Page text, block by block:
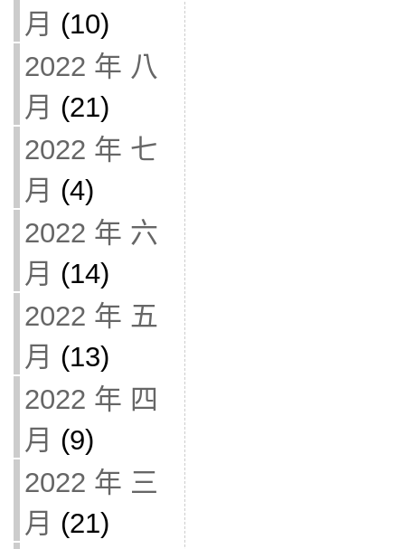
月 (10)
2022 年 八
月 (21)
2022 年 七
月 (4)
2022 年 六
月 (14)
2022 年 五
月 (13)
2022 年 四
月 (9)
2022 年 三
月 (21)